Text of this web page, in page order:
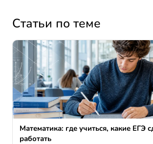
Статьи по теме
Математика: где учиться, какие ЕГЭ
работать